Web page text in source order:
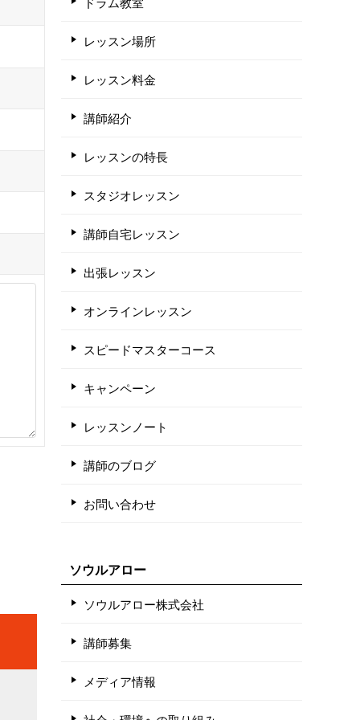
レッスン場所
レッスン料金
講師紹介
レッスンの特長
スタジオレッスン
講師自宅レッスン
出張レッスン
オンラインレッスン
スピードマスターコース
キャンペーン
レッスンノート
講師のブログ
お問い合わせ
ソウルアロー
ソウルアロー株式会社
講師募集
メディア情報